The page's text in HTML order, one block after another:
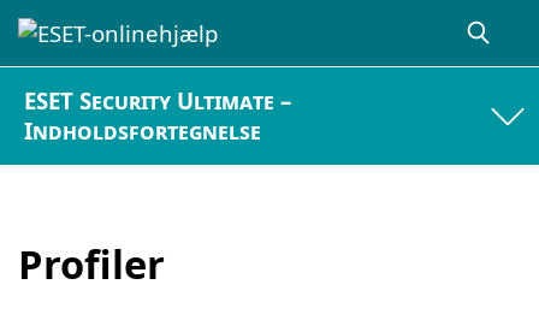
ESET Security Ultimate –
Indholdsfortegnelse
Profiler